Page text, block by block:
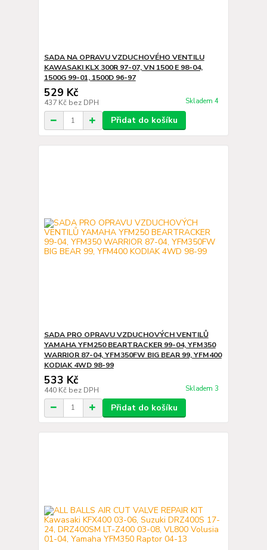
SADA NA OPRAVU VZDUCHOVÉHO VENTILU
KAWASAKI KLX 300R 97-07, VN 1500 E 98-04,
1500G 99-01, 1500D 96-97
529 Kč
437 Kč bez DPH Skladem 4
Přidat do košíku
SADA PRO OPRAVU VZDUCHOVÝCH VENTILŮ
YAMAHA YFM250 BEARTRACKER 99-04, YFM350
WARRIOR 87-04, YFM350FW BIG BEAR 99, YFM400
KODIAK 4WD 98-99
533 Kč
440 Kč bez DPH Skladem 3
Přidat do košíku